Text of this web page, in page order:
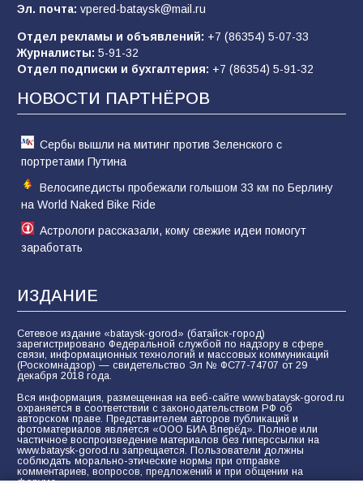
Батайчане вышли в финал Всероссийского
конкурса «Большая перемена»
Эл. почта: vpered-bataysk@mail.ru
Отдел рекламы и объявлений: +7 (86354) 5-07-33
Журналисты: 5-91-32
Отдел подписки и бухгалтерия: +7 (86354) 5-91-32
НОВОСТИ ПАРТНЁРОВ
Сербы вышли на митинг против Зеленского с
портретами Путина
Велосипедисты пробежали голышом 33 км по Берлину
на World Naked Bike Ride
Астрологи рассказали, кому свежие идеи помогут
заработать
ИЗДАНИЕ
Сетевое издание «bataysk-gorod» (батайск-город)
зарегистрировано Федеральной службой по надзору в сфере
связи, информационных технологий и массовых коммуникаций
(Роскомнадзор) — свидетельство Эл № ФС77-74707 от 29
декабря 2018 года.
Вся информация, размещенная на веб-сайте www.bataysk-gorod.ru
охраняется в соответствии с законодательством РФ об
авторском праве. Представителем авторов публикаций и
фотоматериалов является «ООО БИА Вперёд». Полное или
частичное воспроизведение материалов без гиперссылки на
www.bataysk-gorod.ru запрещается. Пользователи должны
соблюдать морально-этические нормы при отправке
комментариев, вопросов, предложений и при общении на